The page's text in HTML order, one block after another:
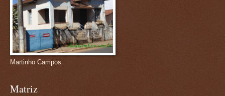
Martinho Campos
Matriz